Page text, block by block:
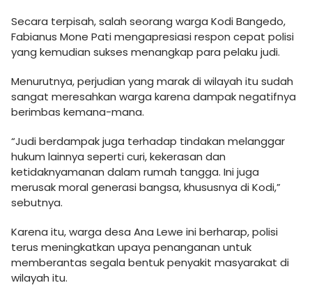
Secara terpisah, salah seorang warga Kodi Bangedo,
Fabianus Mone Pati mengapresiasi respon cepat polisi
yang kemudian sukses menangkap para pelaku judi.
Menurutnya, perjudian yang marak di wilayah itu sudah
sangat meresahkan warga karena dampak negatifnya
berimbas kemana-mana.
“Judi berdampak juga terhadap tindakan melanggar
hukum lainnya seperti curi, kekerasan dan
ketidaknyamanan dalam rumah tangga. Ini juga
merusak moral generasi bangsa, khususnya di Kodi,”
sebutnya.
Karena itu, warga desa Ana Lewe ini berharap, polisi
terus meningkatkan upaya penanganan untuk
memberantas segala bentuk penyakit masyarakat di
wilayah itu.